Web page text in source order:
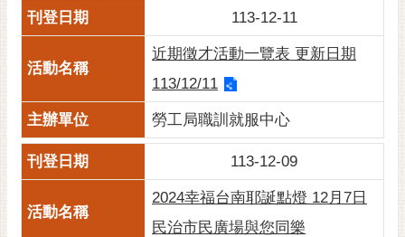
113-12-11
近期徵才活動一覽表 更新日期
113/12/11
勞工局職訓就服中心
113-12-09
2024幸福台南耶誕點燈 12月7日
民治市民廣場與您同樂